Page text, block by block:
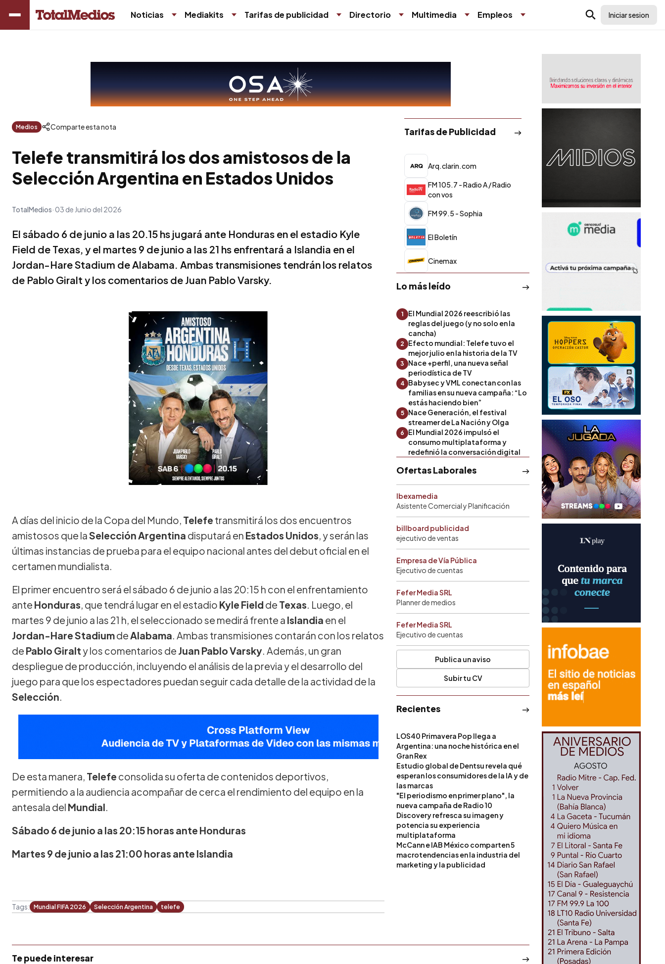
Noticias Mediakits Tarifas de publicidad Directorio Multimedia Empleos Iniciar sesion
Medios Comparte esta nota
Telefe transmitirá los dos amistosos de la
Selección Argentina en Estados Unidos
TotalMedios 03 de Junio del 2026
El sábado 6 de junio a las 20.15 hs jugará ante Honduras en el estadio Kyle
Field de Texas, y el martes 9 de junio a las 21 hs enfrentará a Islandia en el
Jordan-Hare Stadium de Alabama. Ambas transmisiones tendrán los relatos
de Pablo Giralt y los comentarios de Juan Pablo Varsky.
A días del inicio de la Copa del Mundo, Telefe transmitirá los dos encuentros
amistosos que laSelección Argentina disputará en Estados Unidos, y serán las
últimas instancias de prueba para el equipo nacional antes del debut oficial en el
certamen mundialista.
El primer encuentro será el sábado 6 de junio a las 20:15 h con el enfrentamiento
ante Honduras, que tendrá lugar en el estadio Kyle Field de Texas. Luego, el
martes 9 de junio a las 21 h, el seleccionado se medirá frente a Islandia en el
Jordan-Hare Stadiumde Alabama. Ambas transmisiones contarán con los relatos
de Pablo Giralt y los comentarios de Juan Pablo Varsky. Además, un gran
despliegue de producción, incluyendo el análisis de la previa y el desarrollo del
juego para que los espectadores puedan seguir cada detalle de la actividad de la
Selección.
De esta manera, Telefe consolida su oferta de contenidos deportivos,
permitiendo a la audiencia acompañar de cerca el rendimiento del equipo en la
antesala del Mundial.
Sábado 6 de junio a las 20:15 horas ante Honduras
Martes 9 de junio a las 21:00 horas ante Islandia
Tags: Mundial FIFA 2026 Selección Argentina telefe
Tarifas de Publicidad
Arq.clarin.com
FM 105.7 - Radio A / Radio
con vos
FM 99.5 - Sophia
El Boletín
Cinemax
Lo más leído
1
El Mundial 2026 reescribió las
reglas del juego (y no solo en la
cancha)
2
Efecto mundial: Telefe tuvo el
mejor julio en la historia de la TV
3
Nace +perfil, una nueva señal
periodística de TV
4 Babysec y VML conectan con las
familias en su nueva campaña: “Lo
estás haciendo bien”
5
Nace Generación, el festival
streamer de La Nación y Olga
6
El Mundial 2026 impulsó el
consumo multiplataforma y
redefinió la conversación digital
Ofertas Laborales
Ibexamedia
Asistente Comercial y Planificación
billboard publicidad
ejecutivo de ventas
Empresa de Vía Pública
Ejecutivo de cuentas
Fefer Media SRL
Planner de medios
Fefer Media SRL
Ejecutivo de cuentas
Publica un aviso
Subir tu CV
Recientes
LOS40 Primavera Pop llega a
Argentina: una noche histórica en el
Gran Rex
Estudio global de Dentsu revela qué
esperan los consumidores de la IA y de
las marcas
"El periodismo en primer plano", la
nueva campaña de Radio 10
Discovery refresca su imagen y
potencia su experiencia
multiplataforma
McCann e IAB México comparten 5
macrotendencias en la industria del
marketing y la publicidad
Te puede interesar